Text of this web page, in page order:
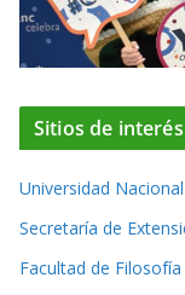
Sitios de interés
Universidad
Secretaría de
Facultad de